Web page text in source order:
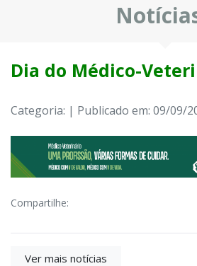
Dia do Médico-
Categoria: | Publicado em: 09/09/
Compartilhe:
Ver mais notícias